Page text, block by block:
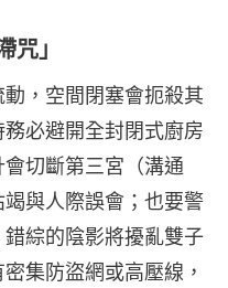
」
，空間閉塞會扼殺其
必避開全封閉式廚房
切斷第三宮（溝通
與人際誤會；也要警
綜的陰影將擾亂雙子
集防盜網或高壓線，